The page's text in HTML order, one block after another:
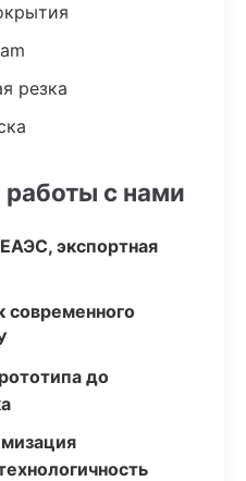
резка
с нами
экспортная
современного
до